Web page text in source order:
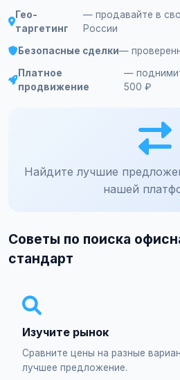
Гео-
таргетинг
— продавайте в
России
Безопасные сделки—
Платное
продвижение
—
500 ₽
Найдите лучшие
нашей
Советы по поиска
стандарт
Изучите рынок
Сравните цены на разные
лучшее предложение.